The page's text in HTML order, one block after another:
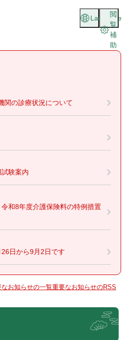
閲
覧
補
助
Language
関の診療状況について
験案内
和8年度介護保険料の特例措置
日から9月2日です
なお知らせの一覧重要なお知らせのRSS